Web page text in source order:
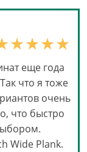
еще года
что я тоже
очень
что быстро
Wide Plank.